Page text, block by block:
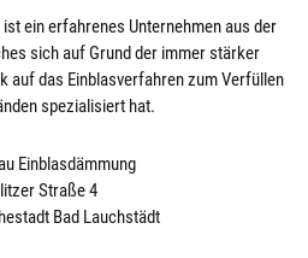
ein erfahrenes Unternehmen aus der
sich auf Grund der immer stärker
auf das Einblasverfahren zum Verfüllen
spezialisiert hat.
Einblasdämmung
Straße 4
Bad Lauchstädt